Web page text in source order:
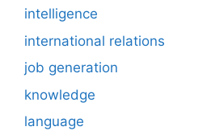
intelligence
international relations
job generation
knowledge
language